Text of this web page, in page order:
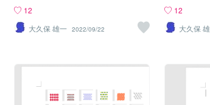
80 ' Ｙ ' Const M
ODRWIDT = 200 '描画幅 Const M
ODRHEIG = 200 '描画高さ ' C
'最小マス数（縦） ' Const MODRLN
DRCLLM = 3 '色エリアの最大値
'------------------------------------------------------
12
大久保 雄一 2022/09/22
' Ｙ '
KPMAG
' Const
SPC =
隔
'横/描画数
12
大久保